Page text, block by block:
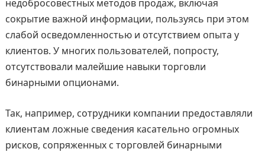
недобросовестных методов продаж, включая
сокрытие важной информации, пользуясь при этом
слабой осведомленностью и отсутствием опыта у
клиентов. У многих пользователей, попросту,
отсутствовали малейшие навыки торговли
бинарными опционами.
Так, например, сотрудники компании предоставляли
клиентам ложные сведения касательно огромных
рисков, сопряженных с торговлей бинарными